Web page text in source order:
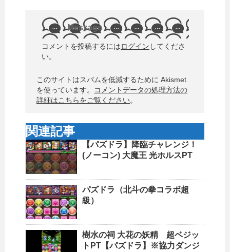
Message
コメントを投稿するにはログイン してくださ
い。
このサイトはスパムを低減するために Akismet
を使っています。
コメントデータの処理方法の
詳細はこちらをご覧ください。
関連記事
【パズドラ】降臨チャレンジ！
(ノーコン) 大魔王 光ホルスPT
パズドラ（北斗の拳コラボ超
級）
樹水の祠 大花の妖精 超ベジッ
トPT【パズドラ】※協力ダンジ